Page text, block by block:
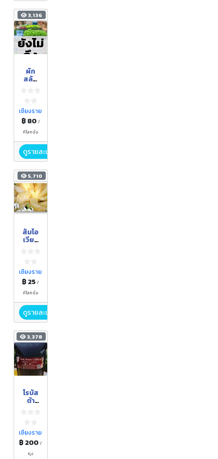
3,136
ยังไม่
ถึง
ฤดูกา
ล
ผัก
สลัด
กิโลกรั
ม
เชียงราย
฿ 80 /
กิโลกรัม
ดูรายละเอียด
5,710
ส้มโอ
เวียง
เชียงราย
฿ 25/
กิโลกรัม
ดูรายละเอียด
3,378
โรบัส
ต้า
เข้ม
500
กรัม
เชียงราย
฿ 200/
ถุง